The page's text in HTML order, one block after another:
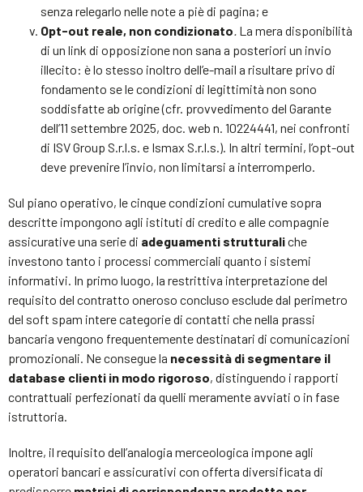
senza relegarlo nelle note a piè di pagina; e
Opt-out reale, non condizionato La mera disponibilità
di un link di opposizione non sana a posteriori un invio
illecito: è lo stesso inoltro dell’e-mail a risultare privo di
fondamento se le condizioni di legittimità non sono
soddisfatte ab origine (cfr. provvedimento del Garante
dell’11 settembre 2025, doc. web n. 10224441, nei confronti
di ISV Group S.r.l.s. e Ismax S.r.l.s.). In altri termini, l’opt-out
deve prevenire l’invio, non limitarsi a interromperlo.
Sul piano operativo, le cinque condizioni cumulative sopra
descritte impongono agli istituti di credito e alle compagnie
assicurative una serie di adeguamenti strutturaliche
investono tanto i processi commerciali quanto i sistemi
informativi. In primo luogo, la restrittiva interpretazione del
requisito del contratto oneroso concluso esclude dal perimetro
del soft spam intere categorie di contatti che nella prassi
bancaria vengono frequentemente destinatari di comunicazioni
promozionali. Ne consegue la necessità di segmentare il
database clienti in modo rigoroso, distinguendo i rapporti
contrattuali perfezionati da quelli meramente avviati o in fase
istruttoria.
Inoltre, il requisito dell’analogia merceologica impone agli
operatori bancari e assicurativi con offerta diversificata di